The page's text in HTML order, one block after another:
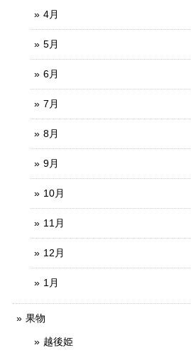
4月
5月
6月
7月
8月
9月
10月
11月
12月
1月
果物
越後姫